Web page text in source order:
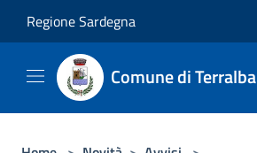
Regione Sardegna
Comune di Terralba